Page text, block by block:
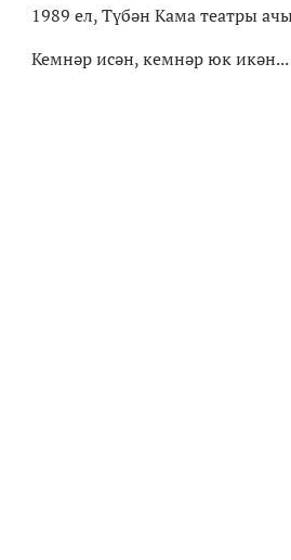
1989 ел, Түбән Кама театры
Кемнәр исән, кемнәр юк икән...